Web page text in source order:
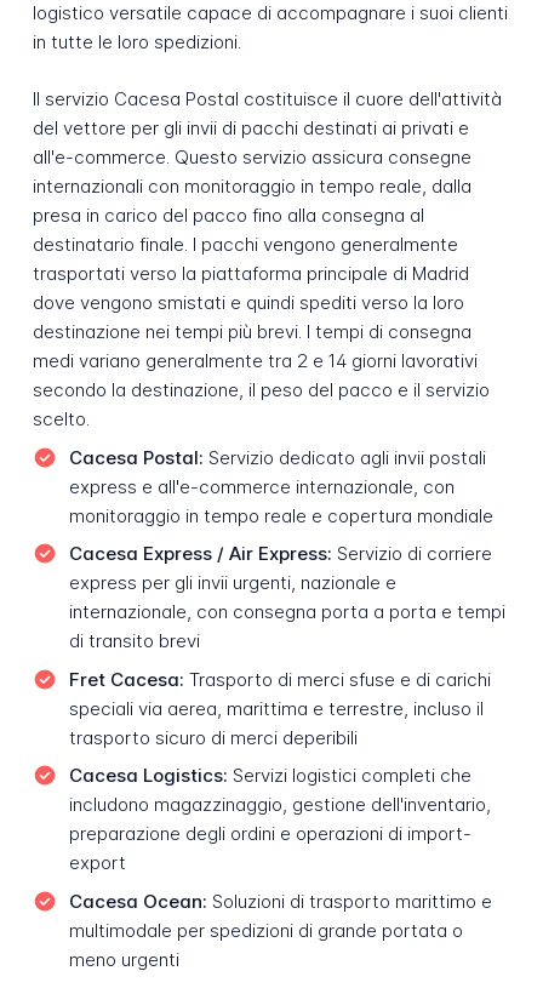
logistico versatile capace di accompagnare i suoi clienti
in tutte le loro spedizioni.
Il servizio Cacesa Postal costituisce il cuore dell'attività
del vettore per gli invii di pacchi destinati ai privati e
all'e-commerce. Questo servizio assicura consegne
internazionali con monitoraggio in tempo reale, dalla
presa in carico del pacco fino alla consegna al
destinatario finale. I pacchi vengono generalmente
trasportati verso la piattaforma principale di Madrid
dove vengono smistati e quindi spediti verso la loro
destinazione nei tempi più brevi. I tempi di consegna
medi variano generalmente tra 2 e 14 giorni lavorativi
secondo la destinazione, il peso del pacco e il servizio
scelto.
Cacesa Postal: Servizio dedicato agli invii postali
express e all'e-commerce internazionale, con
monitoraggio in tempo reale e copertura mondiale
Cacesa Express / Air Express: Servizio di corriere
express per gli invii urgenti, nazionale e
internazionale, con consegna porta a porta e tempi
di transito brevi
Fret Cacesa: Trasporto di merci sfuse e di carichi
speciali via aerea, marittima e terrestre, incluso il
trasporto sicuro di merci deperibili
Cacesa Logistics: Servizi logistici completi che
includono magazzinaggio, gestione dell'inventario,
preparazione degli ordini e operazioni di import-
export
Cacesa Ocean: Soluzioni di trasporto marittimo e
multimodale per spedizioni di grande portata o
meno urgenti